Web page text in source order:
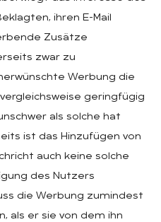
ihren E-Mail
Zusätze
zwar zu
Werbung die
geringfügig
als solche hat
ist das Hinzufügen von
auch keine solche
des Nutzers
die Werbung zumindest
als er sie von dem ihn